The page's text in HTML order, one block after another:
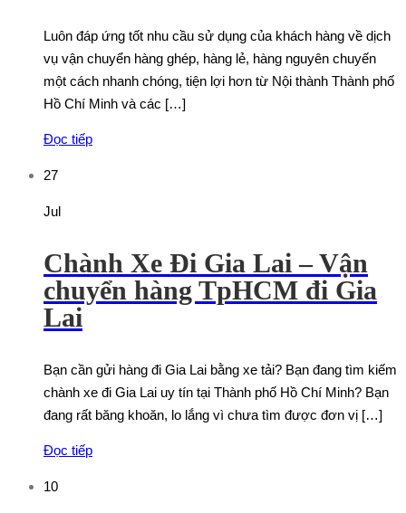
Luôn đáp ứng tốt nhu cầu sử dụng của khách hàng về dịch
vụ vận chuyển hàng ghép, hàng lẻ, hàng nguyên chuyến
một cách nhanh chóng, tiện lợi hơn từ Nội thành Thành phố
Hồ Chí Minh và các […]
Đọc tiếp
27
Jul
Chành Xe Đi Gia Lai – Vận
chuyển hàng TpHCM đi Gia
Lai
Bạn cần gửi hàng đi Gia Lai bằng xe tải? Bạn đang tìm kiếm
chành xe đi Gia Lai uy tín tại Thành phố Hồ Chí Minh? Bạn
đang rất băng khoăn, lo lắng vì chưa tìm được đơn vị […]
Đọc tiếp
10